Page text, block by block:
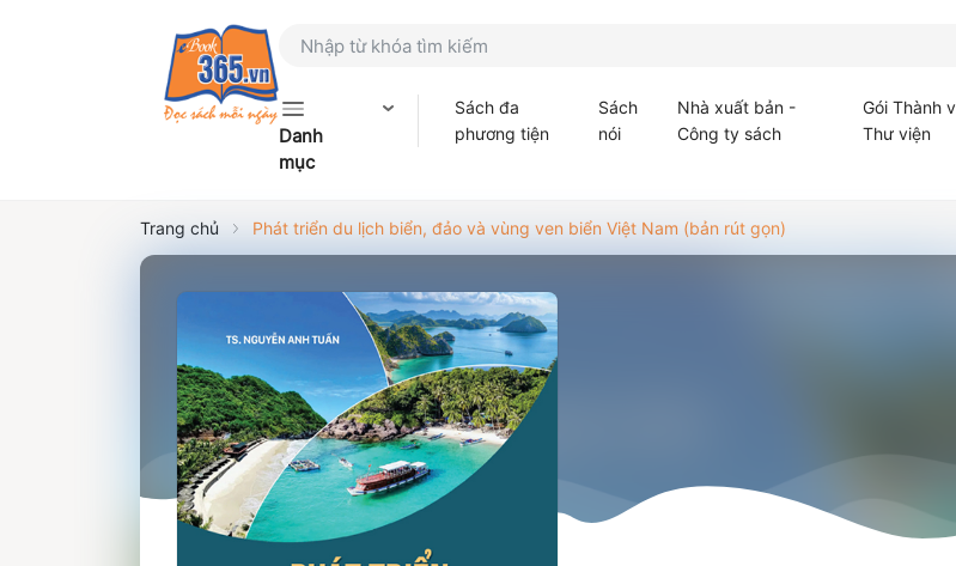
Danh
mục
Sách đa
phương tiện
Sách
nói
Nhà xuất bản -
Công ty sách
Gói Thành
Thư viện
Trang chủ Phát triển du lịch biển, đảo và vùng ven biển Việt Nam (bản rút gọn)